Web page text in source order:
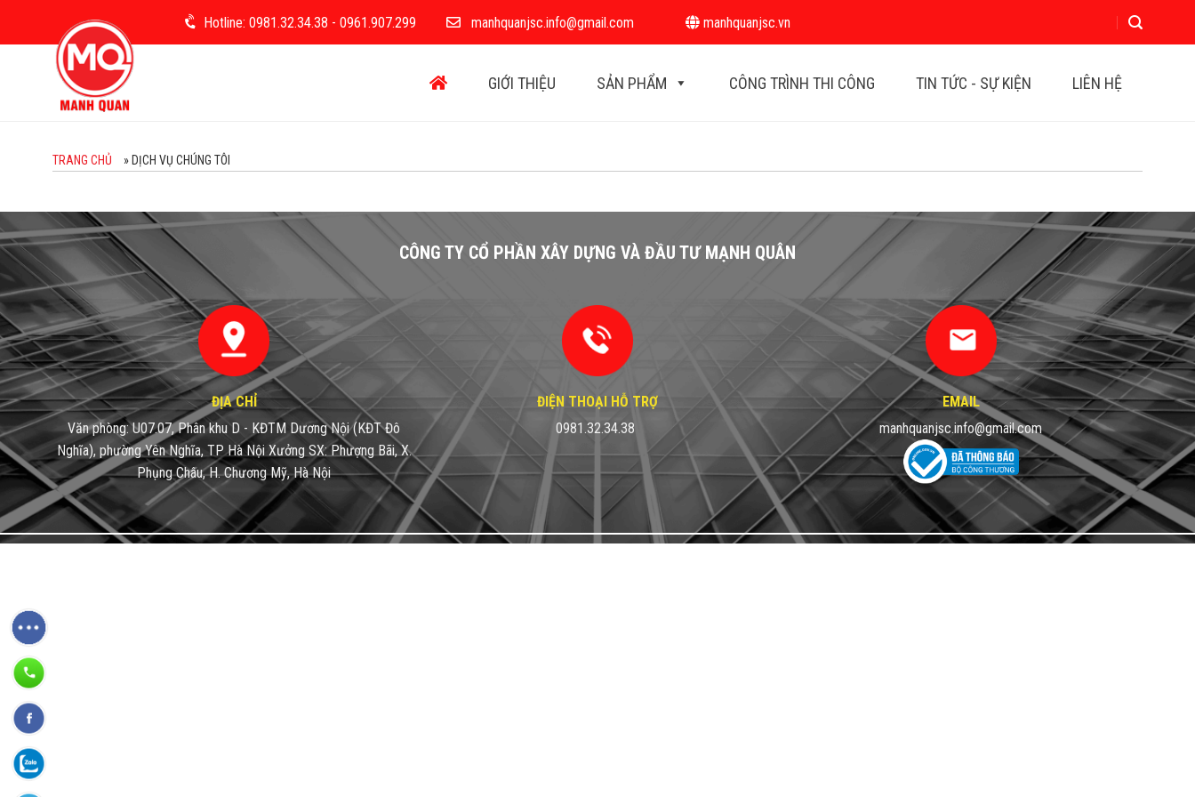
Hotline: 0981.32.34.38 - 0961.907.299 manhquanjsc.info@gmail.com manhquanjsc.vn
GIỚI THIỆU SẢN PHẨM CÔNG TRÌNH THI CÔNG TIN TỨC - SỰ KIỆN LIÊN HỆ
TRANG CHỦ » DỊCH VỤ CHÚNG TÔI
CÔNG TY CỔ PHẦN XÂY DỰNG VÀ ĐẦU TƯ MẠNH QUÂN
ĐỊA CHỈ
Văn phòng: U07.07, Phân khu D - KĐTM Dương Nội(KĐT Đô
Nghĩa), phường Yên Nghĩa, TP Hà Nội Xưởng SX: Phượng Bãi, X.
Phụng Châu, H. Chương Mỹ, Hà Nội
ĐIỆN THOẠI HỖ TRỢ
0981.32.34.38
EMAIL
manhquanjsc.info@gmail.com